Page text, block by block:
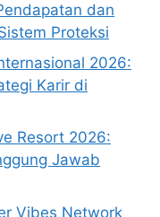
dan
Proteksi
2026:
Karir di
Resort 2026:
Jawab
Vibes Network